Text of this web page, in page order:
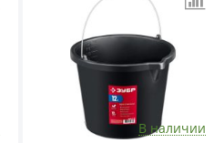
В наличии